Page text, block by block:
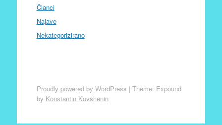
Članci
Najave
Nekategorizirano
Proudly powered by WordPress | Theme: Expound
by Konstantin Kovshenin